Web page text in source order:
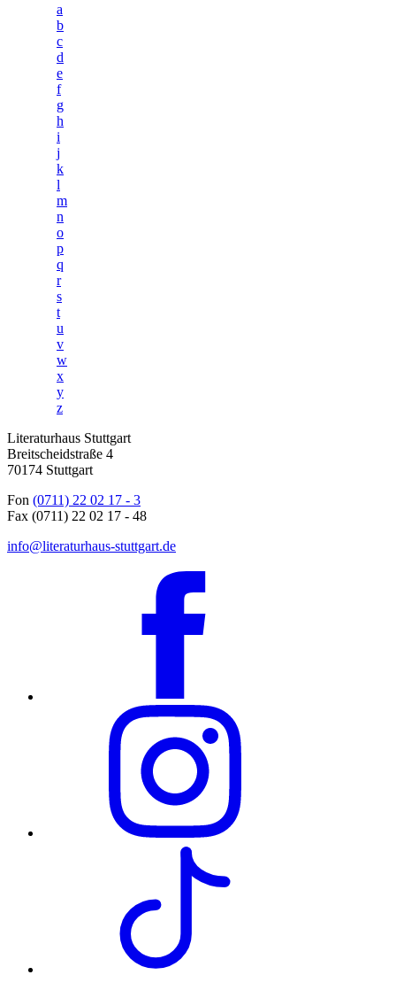
a
b
c
d
e
f
g
h
i
j
k
l
m
n
o
p
q
r
s
t
u
v
w
x
y
z
Literaturhaus Stuttgart
Breitscheidstraße 4
70174 Stuttgart
Fon (0711) 22 02 17 - 3
Fax (0711) 22 02 17 - 48
info@literaturhaus-stuttgart.de